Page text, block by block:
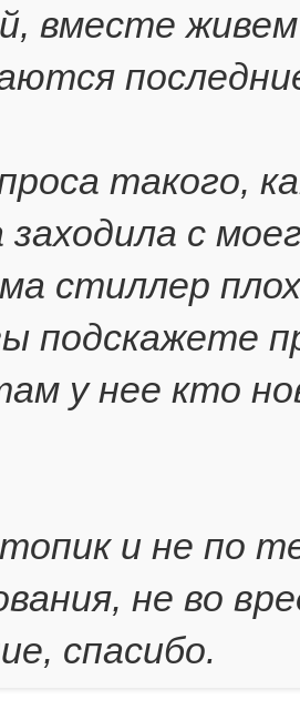
вместе
такого,
заходила с
стиллер
подскажете
у нее кто
и не по
не во
спасибо.